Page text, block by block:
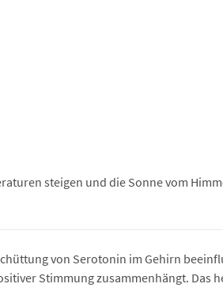
steigen und die Sonne vom
von Serotonin im Gehirn
Stimmung zusammenhängt. Das